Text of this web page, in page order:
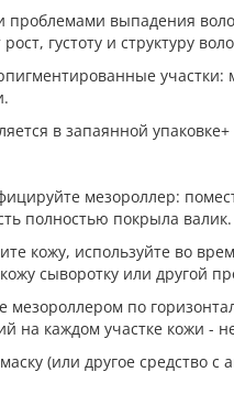
проблемами выпадения
густоту и структуру
участки:
в запаянной
мезороллер:
полностью покрыла валик.
кожу, используйте во
сыворотку или другой
мезороллером по
на каждом участке кожи -
(или другое средство